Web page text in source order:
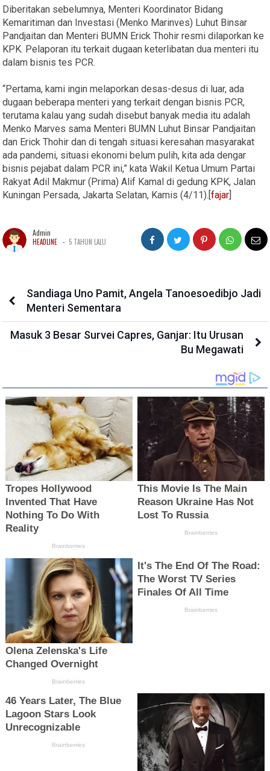
Diberitakan sebelumnya, Menteri Koordinator Bidang
Kemaritiman dan Investasi (Menko Marinves) Luhut Binsar
Pandjaitan dan Menteri BUMN Erick Thohir resmi dilaporkan ke
KPK. Pelaporan itu terkait dugaan keterlibatan dua menteri itu
dalam bisnis tes PCR.
“Pertama, kami ingin melaporkan desas-desus di luar, ada
dugaan beberapa menteri yang terkait dengan bisnis PCR,
terutama kalau yang sudah disebut banyak media itu adalah
Menko Marves sama Menteri BUMN Luhut Binsar Pandjaitan
dan Erick Thohir dan di tengah situasi keresahan masyarakat
ada pandemi, situasi ekonomi belum pulih, kita ada dengar
bisnis pejabat dalam PCR ini,” kata Wakil Ketua Umum Partai
Rakyat Adil Makmur (Prima) Alif Kamal di gedung KPK, Jalan
Kuningan Persada, Jakarta Selatan, Kamis (4/11).[fajar]
Admin
HEADLINE - 5 TAHUN LALU
Sandiaga Uno Pamit, Angela Tanoesoedibjo Jadi
Menteri Sementara
Masuk 3 Besar Survei Capres, Ganjar: Itu Urusan
Bu Megawati